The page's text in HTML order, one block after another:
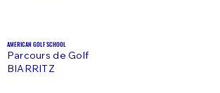
AMERICAN GOLF SCHOOL
Parcours de Golf
BIARRITZ